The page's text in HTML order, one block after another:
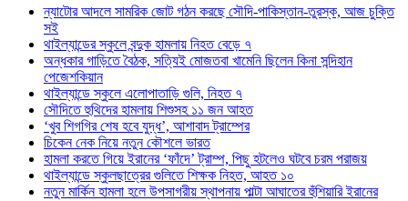
ন্যাটোর আদলে সামরিক জোট গঠন করছে সৌদি-পাকিস্তান-তুরস্ক, আজ চুক্তি
সই
থাইল্যান্ডের স্কুলে বন্দুক হামলায় নিহত বেড়ে ৭
অন্ধকার গাড়িতে বৈঠক, সত্যিই মোজতবা খামেনি ছিলেন কিনা সন্দিহান
পেজেশকিয়ান
থাইল্যান্ডে স্কুলে এলোপাতাড়ি গুলি, নিহত ৭
সৌদিতে হুথিদের হামলায় শিশুসহ ১১ জন আহত
‘খুব শিগগির শেষ হবে যুদ্ধ’, আশাবাদ ট্রাম্পের
চিকেন নেক নিয়ে নতুন কৌশলে ভারত
হামলা করতে গিয়ে ইরানের ‘ফাঁদে’ ট্রাম্প, পিছু হটলেও ঘটবে চরম পরাজয়
থাইল্যান্ডে স্কুলছাত্রের গুলিতে শিক্ষক নিহত, আহত ১০
নতুন মার্কিন হামলা হলে উপসাগরীয় স্থাপনায় পাল্টা আঘাতের হুঁশিয়ারি ইরানের